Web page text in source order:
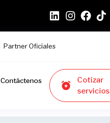
Partner Oficiales
Contáctenos
Cotizar
servicios